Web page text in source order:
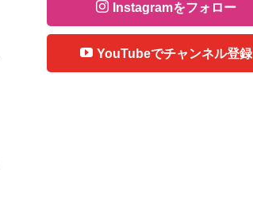
Instagramをフォロー
YouTubeでチャンネル登録